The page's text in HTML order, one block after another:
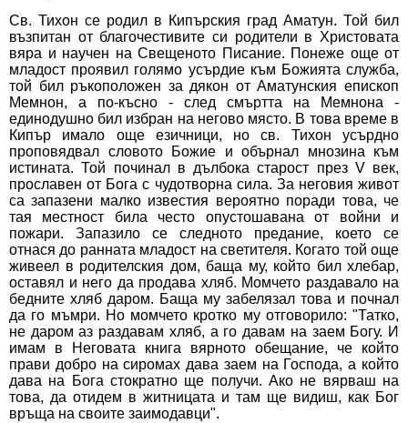
Св. Тихон се родил в Кипърския град Аматун. Той бил
възпитан от благочестивите си родители в Христовата
вяра и научен на Свещеното Писание. Понеже още от
младост проявил голямо усърдие към Божията служба,
той бил ръкоположен за дякон от Аматунския епископ
Мемнон, а по-късно - след смъртта на Мемнона -
единодушно бил избран на негово място. В това време в
Кипър имало още езичници, но св. Тихон усърдно
проповядвал словото Божие и обърнал мнозина към
истината. Той починал в дълбока старост през V век,
прославен от Бога с чудотворна сила. За неговия живот
са запазени малко известия вероятно поради това, че
тая местност била често опустошавана от войни и
пожари. Запазило се следното предание, което се
отнася до ранната младост на светителя. Когато той още
живеел в родителския дом, баща му, който бил хлебар,
оставял и него да продава хляб. Момчето раздавало на
бедните хляб даром. Баща му забелязал това и почнал
да го мъмри. Но момчето кротко му отговорило: "Татко,
не даром аз раздавам хляб, а го давам на заем Богу. И
имам в Неговата книга вярното обещание, че който
прави добро на сиромах дава заем на Господа, а който
дава на Бога стократно ще получи. Ако не вярваш на
това, да отидем в житницата и там ще видиш, как Бог
връща на своите заимодавци".